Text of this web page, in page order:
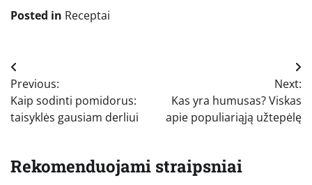
Posted in Receptai
Navigacija
tarp
įrašų
Previous:
Kaip sodinti pomidorus:
taisyklės gausiam derliui
Next:
Kas yra humusas? Viskas
apie populiariąją užtepėlę
Rekomenduojami straipsniai